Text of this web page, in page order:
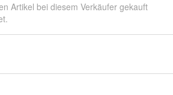
Artikel bei diesem Verkäufer gekauft